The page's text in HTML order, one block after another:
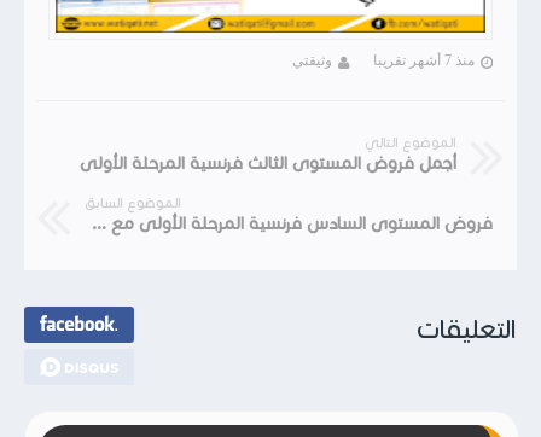
منذ 7 أشهر تقريبا وثيقتي
الموضوع التالي
أجمل فروض المستوى الثالث فرنسية المرحلة الأولى
الموضوع السابق
فروض المستوى السادس فرنسية المرحلة الأولى مع عناصر الإجابة
التعليقات